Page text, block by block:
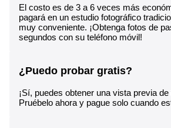
El costo es de 3 a 6 veces más
pagará en un estudio fotográfico
muy conveniente. ¡Obtenga fotos de
segundos con su teléfono móvil!
¿Puedo probar gratis?
¡Sí, puedes obtener una vista previa
Pruébelo ahora y pague solo cuando